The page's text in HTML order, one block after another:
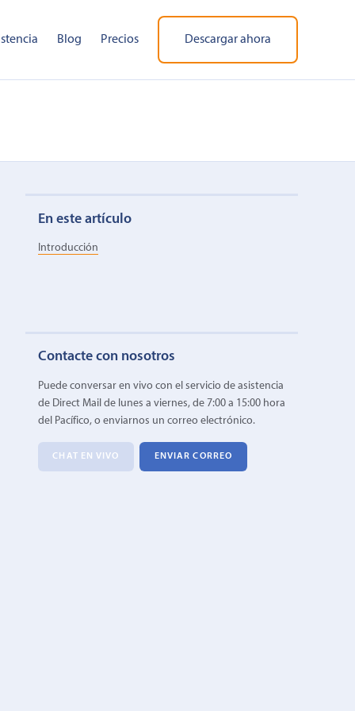
Blog Precios Descargar ahora
En este artículo
Introducción
Contacte con nosotros
Puede conversar en vivo con el servicio de asistencia
de Direct Mail de lunes a viernes, de 7:00 a 15:00 hora
del Pacífico, o enviarnos un correo electrónico.
CHAT EN VIVO ENVIAR CORREO